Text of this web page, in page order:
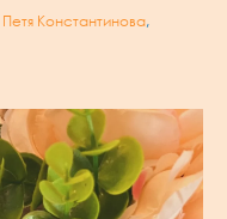
Петя Константинова,